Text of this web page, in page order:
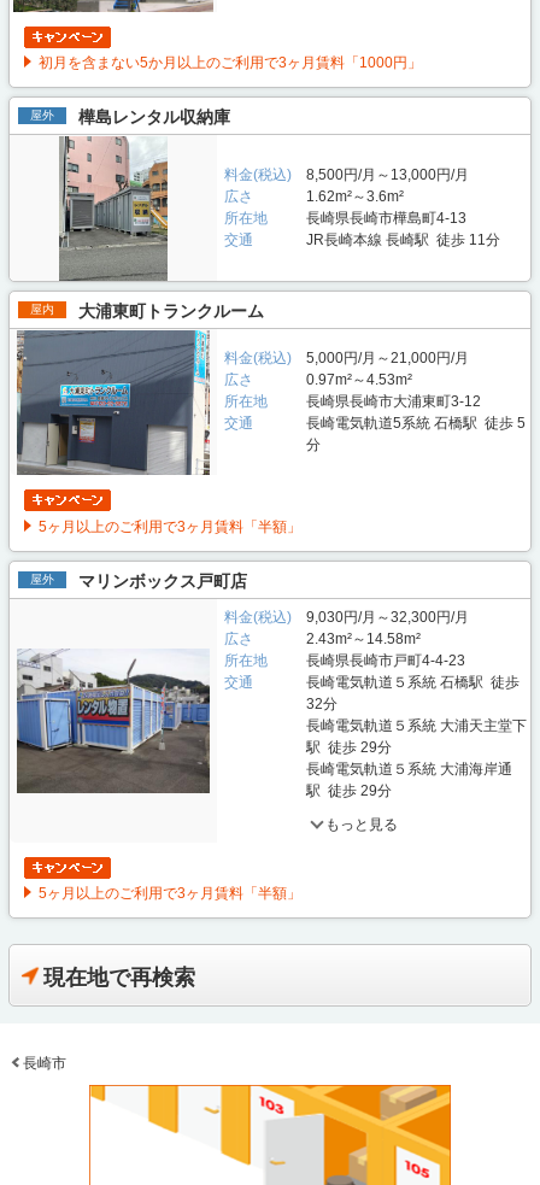
初月を含まない5か月以上のご利用で3ヶ月賃料「1000円」
屋外 樺島レンタル収納庫
料金(税込)
8,500円/月～13,000円/月
広さ
1.62m²～3.6m²
所在地
長崎県長崎市樺島町4-13
交通
JR長崎本線 長崎駅 徒歩 11分
屋内 大浦東町トランクルーム
料金(税込)
5,000円/月～21,000円/月
広さ
0.97m²～4.53m²
所在地
長崎県長崎市大浦東町3-12
交通
長崎電気軌道5系統 石橋駅 徒歩 5
分
5ヶ月以上のご利用で3ヶ月賃料「半額」
屋外 マリンボックス戸町店
料金(税込)
9,030円/月～32,300円/月
広さ
2.43m²～14.58m²
所在地
長崎県長崎市戸町4-4-23
交通
長崎電気軌道５系統 石橋駅 徒歩
32分
長崎電気軌道５系統 大浦天主堂下
駅 徒歩 29分
長崎電気軌道５系統 大浦海岸通
駅 徒歩 29分
もっと見る
5ヶ月以上のご利用で3ヶ月賃料「半額」
現在地で再検索
長崎市